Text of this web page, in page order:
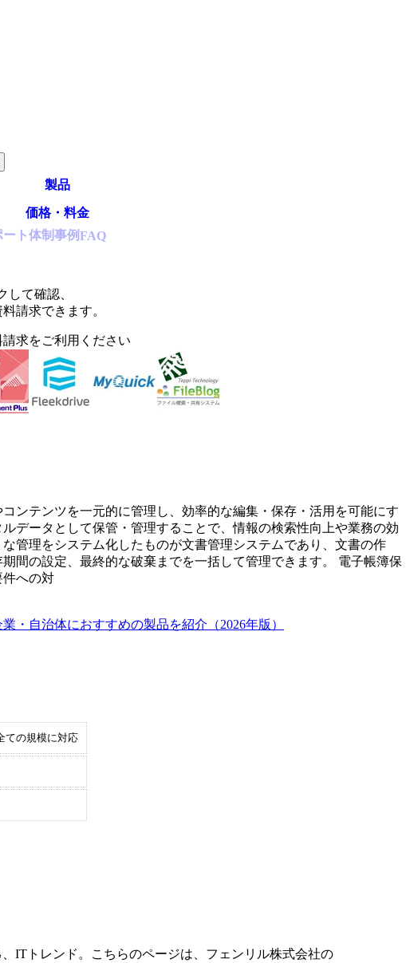
製品
価格・料金
ト体制 事例FAQ
して確認、
請求できます。
求をご利用ください
ンテンツを一元的に管理し、効率的な編集・保存・活用を可能にす
データとして保管・管理することで、情報の検索性向上や業務の効
管理をシステム化したものが文書管理システムであり、文書の作
間の設定、最終的な破棄までを一括して管理できます。 電子帳簿保
件への対
・自治体におすすめの製品を紹介（2026年版）
ての規模に対応
ITトレンド。こちらのページは、 フェンリル株式会社の